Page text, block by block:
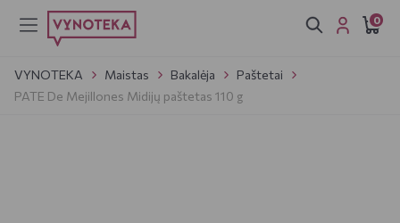
0
VYNOTEKA Maistas Bakalėja
Paštetai
PATE De Mejillones Midijų paštetas 110 g